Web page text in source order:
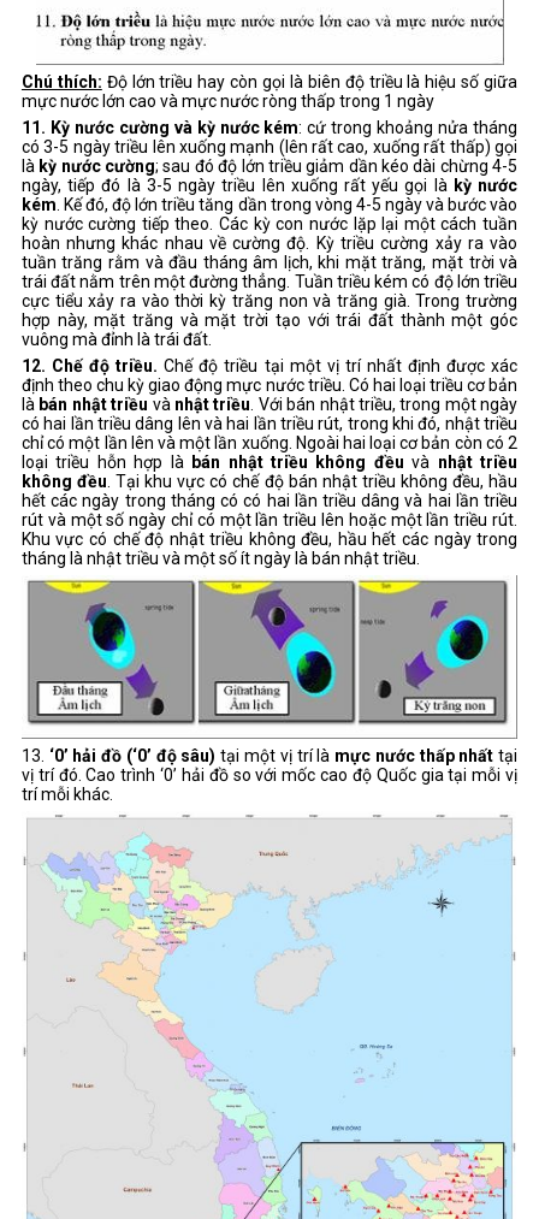
Chú thích: Độ lớn triều hay còn gọi là biên độ triều là hiệu số giữa
mực nước lớn cao và mực nước ròng thấp trong 1 ngày
11. Kỳ nước cường và kỳ nước kém: cứ trong khoảng nửa tháng
có 3-5 ngày triều lên xuống mạnh (lên rất cao, xuống rất thấp) gọi
là kỳ nước cường; sau đó độ lớn triều giảm dần kéo dài chừng 4-5
ngày, tiếp đó là 3-5 ngày triều lên xuống rất yếu gọi là kỳ nước
kém . Kế đó, độ lớn triều tăng dần trong vòng 4-5 ngày và bước vào
kỳ nước cường tiếp theo. Các kỳ con nước lặp lại một cách tuần
hoàn nhưng khác nhau về cường độ. Kỳ triều cường xảy ra vào
tuần trăng rằm và đầu tháng âm lịch, khi mặt trăng, mặt trời và
trái đất nằm trên một đường thẳng. Tuần triều kém có độ lớn triều
cực tiểu xảy ra vào thời kỳ trăng non và trăng già. Trong trường
hợp này, mặt trăng và mặt trời tạo với trái đất thành một góc
vuông mà đỉnh là trái đất.
12. Chế độ triều.Chế độ triều tại một vị trí nhất định được xác
định theo chu kỳ giao động mực nước triều. Có hai loại triều cơ bản
là bán nhật triều và nhật triều . Với bán nhật triều, trong một ngày
có hai lần triều dâng lên và hai lần triều rút, trong khi đó, nhật triều
chỉ có một lần lên và một lần xuống. Ngoài hai loại cơ bản còn có 2
loại triều hỗn hợp là
bán nhật triều không đều và nhật triều
không đều . Tại khu vực có chế độ bán nhật triều không đều, hầu
hết các ngày trong tháng có có hai lần triều dâng và hai lần triều
rút và một số ngày chỉ có một lần triều lên hoặc một lần triều rút.
Khu vực có chế độ nhật triều không đều, hầu hết các ngày trong
tháng là nhật triều và một số ít ngày là bán nhật triều.
13. ‘0’ hải đồ (‘0’ độ sâu) tại một vị trí là mực nước thấp nhất tại
vị trí đó. Cao trình ‘0’ hải đồ so với mốc cao độ Quốc gia tại mỗi vị
trí mỗi khác.